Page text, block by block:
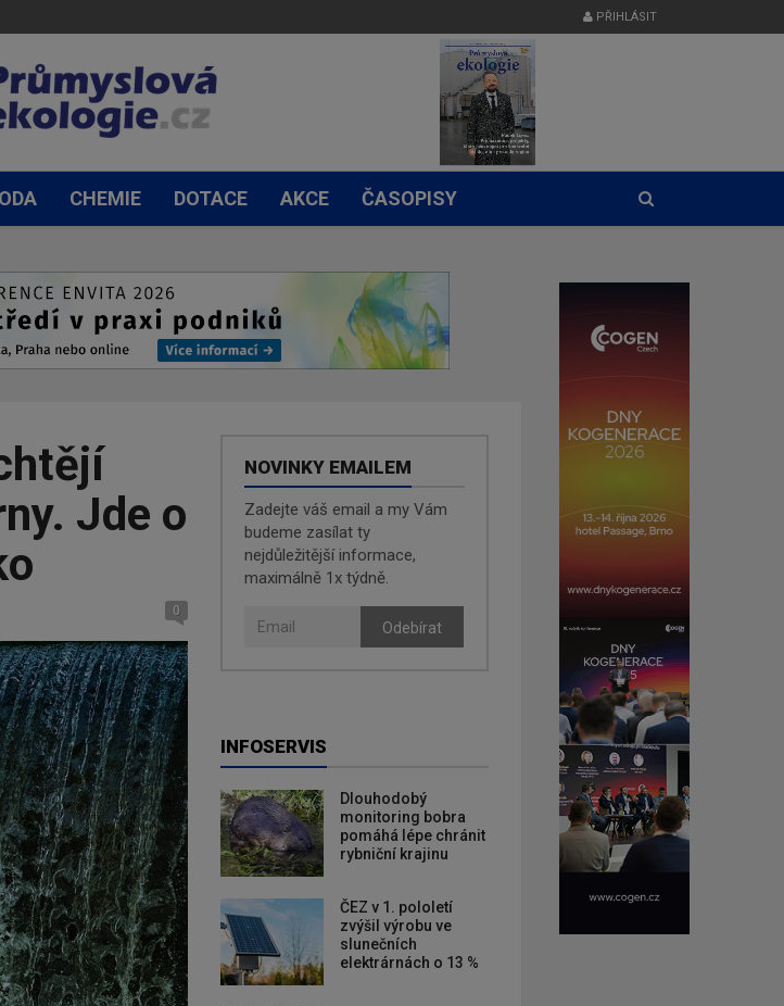
PŘIHLÁSIT
CHEMIE DOTACE AKCE ČASOPISY
Jde o
0
NOVINKY EMAILEM
Zadejte váš email a my Vám
budeme zasílat ty
nejdůležitější informace,
maximálně 1x týdně.
Odebírat
INFOSERVIS
Dlouhodobý
monitoring bobra
pomáhá lépe chránit
rybniční krajinu
ČEZ v 1. pololetí
zvýšil výrobu ve
slunečních
elektrárnách o 13 %